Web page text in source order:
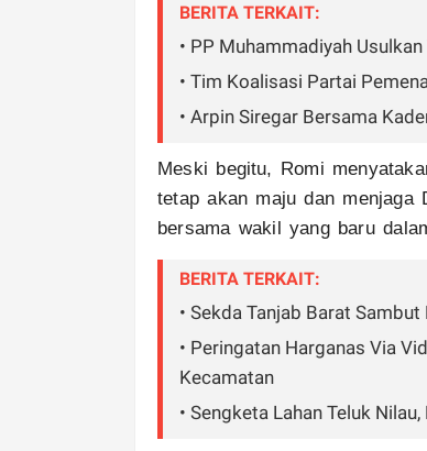
BERITA TERKAIT:
• PP Muhammadiyah
• Tim Koalisasi Partai
• Arpin Siregar Bersama
Meski begitu, Romi
tetap akan maju dan menjaga
bersama wakil yang baru
BERITA TERKAIT:
• Sekda Tanjab Barat
• Peringatan Harganas Via
Kecamatan
• Sengketa Lahan Teluk